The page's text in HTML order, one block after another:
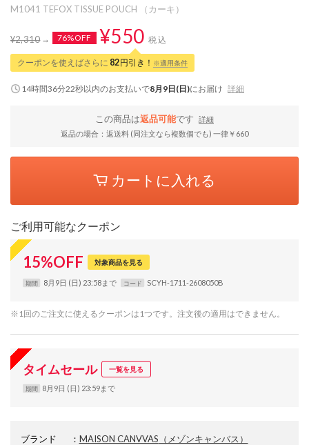
M1041 TEFOX TISSUE POUCH （カーキ）
¥2,310 76%OFF ¥550 税込
クーポンを使えばさらに 82円引き！ ※適用条件
14時間36分21秒以内のお支払いで8月9日(日)にお届け 詳細
この商品は返品可能です
詳細
返品の場合：返送料 (同注文なら複数個でも) 一律￥660
カートに入れる
ご利用可能なクーポン
15%OFF 対象商品を見る
期間 8月9日 (日) 23:58まで コード SCYH-1711-2608050B
※1回のご注文に使えるクーポンは1つです。注文後の適用はできません。
タイムセール 一覧を見る
期間 8月9日 (日) 23:59まで
ブランド ： MAISON CANVVAS （メゾンキャンバス）